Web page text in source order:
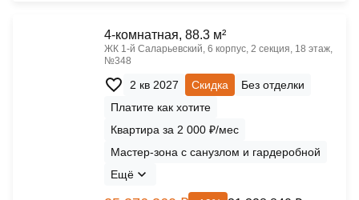
4-комнатная, 88.3 м²
ЖК 1‑й Саларьевский, 6 корпус, 2 секция, 18 этаж,
№348
2 кв 2027 Скидка
Без отделки
Платите как хотите
Квартира за 2 000 ₽/мес
Мастер-зона с санузлом и гардеробной
Ещё